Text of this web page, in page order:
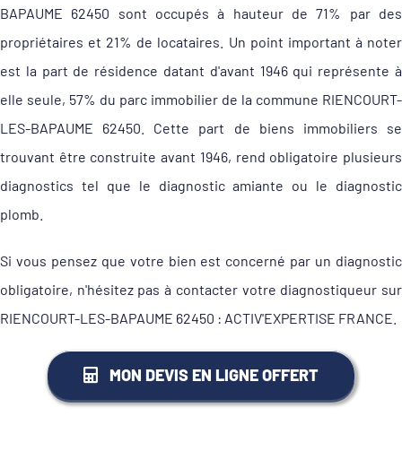
BAPAUME 62450 sont occupés à hauteur de 71% par des
propriétaires et 21% de locataires. Un point important à noter
est la part de résidence datant d'avant 1946 qui représente à
elle seule, 57% du parc immobilier de la commune RIENCOURT-
LES-BAPAUME 62450. Cette part de biens immobiliers se
trouvant être construite avant 1946, rend obligatoire plusieurs
diagnostics tel que le diagnostic amiante ou le diagnostic
plomb.
Si vous pensez que votre bien est concerné par un diagnostic
obligatoire, n'hésitez pas à contacter votre diagnostiqueur sur
RIENCOURT-LES-BAPAUME 62450 : ACTIV'EXPERTISE FRANCE.
MON DEVIS EN LIGNE OFFERT